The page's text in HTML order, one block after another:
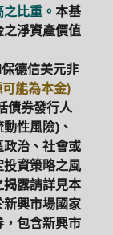
比重。 本基
之淨資產價值
德信美元非
能為本金)
債券發行人
性風險)、
政治、社會或
投資策略之風
揭露請詳見本
新興市場國家
，包含新興市